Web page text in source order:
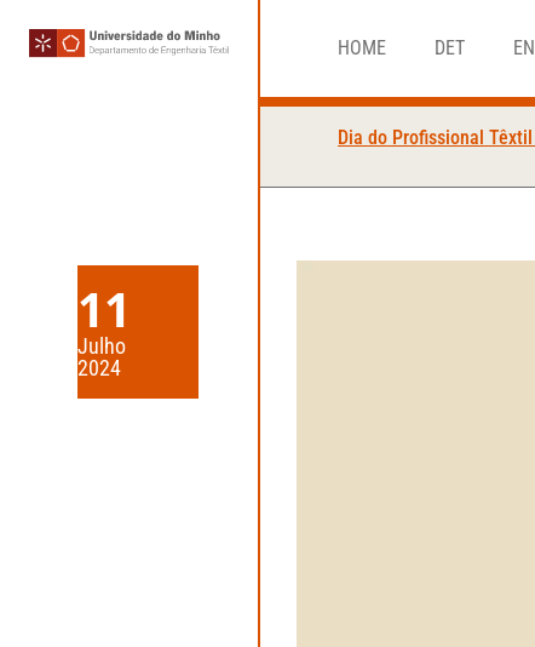
HOME DET
Dia do Profissional
11
Julho
2024